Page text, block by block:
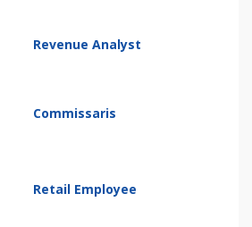
Revenue Analyst
Commissaris
Retail Employee